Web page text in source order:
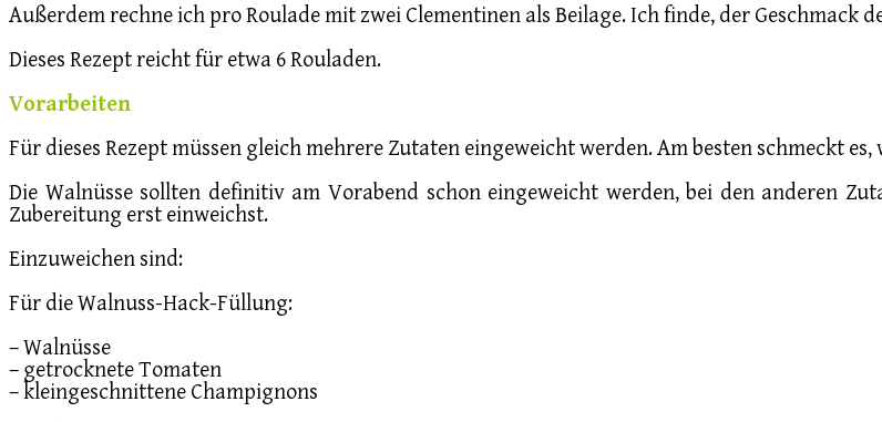
Außerdem rechne ich pro Roulade mit zwei Clementinen als Beilage. Ich finde, der
Dieses Rezept reicht für etwa 6 Rouladen.
Vorarbeiten
Für dieses Rezept müssen gleich mehrere Zutaten eingeweicht werden. Am besten schmeckt
Die Walnüsse sollten definitiv am Vorabend schon eingeweicht werden, bei den anderen
Zubereitung erst einweichst.
Einzuweichen sind:
Für die Walnuss-Hack-Füllung:
– Walnüsse
– getrocknete Tomaten
– kleingeschnittene Champignons